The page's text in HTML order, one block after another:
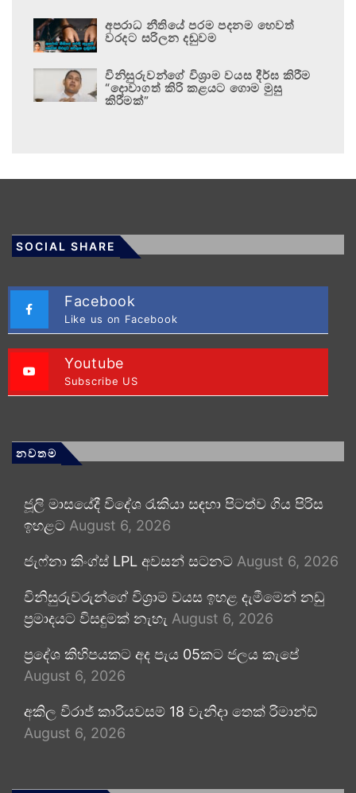
අපරාධ නීතියේ පරම පදනම හෙවත්
වරදට සරිලන දඬුවම
විනිසුරුවන්ගේ විශ්‍රාම වයස දීර්ඝ කිරීම
“දොවාගත් කිරි කළයට ගොම මුසු
කිරීමක්”
SOCIAL SHARE
Facebook
Like us on Facebook
Youtube
Subscribe US
නවතම
ජූලි මාසයේදී විදේශ රැකියා සඳහා පිටත්ව ගිය පිරිස
ඉහළට August 6, 2026
ජැෆ්නා කිංග්ස් LPL අවසන් සටනට August 6, 2026
විනිසුරුවරුන්ගේ විශ්‍රාම වයස ඉහළ දැමීමෙන් නඩු
ප්‍රමාදයට විසඳුමක් නැහැ August 6, 2026
ප්‍රදේශ කිහිපයකට අද පැය 05කට ජලය කැපේ
August 6, 2026
අකිල විරාජ් කාරියවසම් 18 වැනිදා තෙක් රිමාන්ඩ්
August 6, 2026